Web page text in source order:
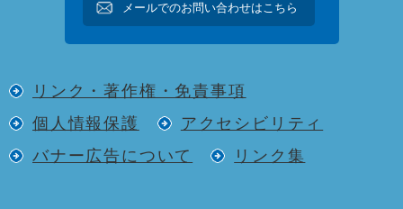
メールでのお問い合わせはこちら
リンク・著作権・免責事項
個人情報保護
アクセシビリティ
バナー広告について
リンク集